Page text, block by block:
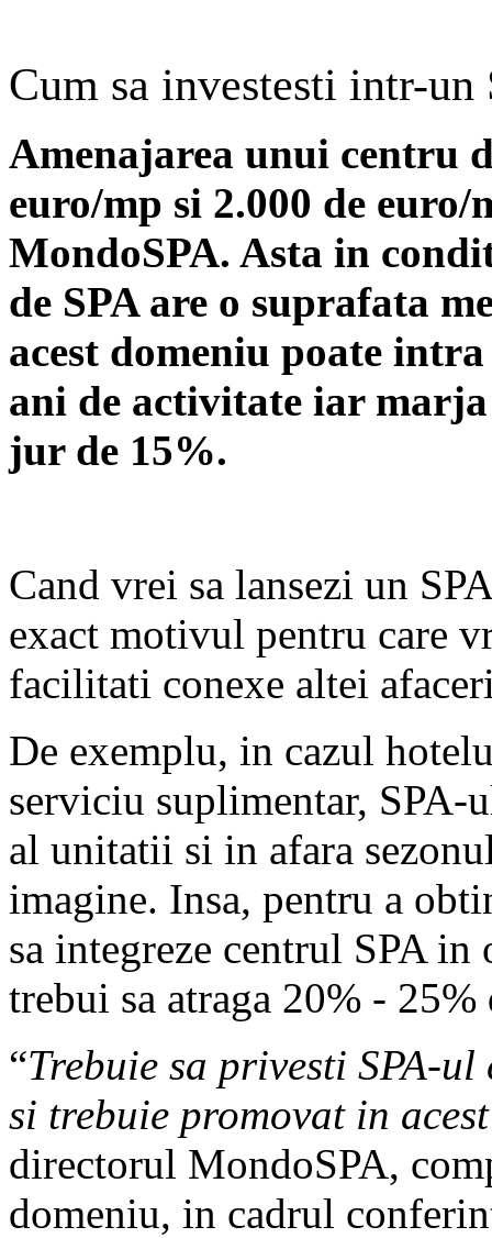
Cum sa investesti intr-un
Amenajarea unui centru
euro/mp si 2.000 de
MondoSPA. Asta in
de SPA are o suprafata
acest domeniu poate
ani de activitate iar
jur de 15%.
Cand vrei sa lansezi un
exact motivul pentru care
facilitati conexe altei
De exemplu, in cazul
serviciu suplimentar, SPA-
al unitatii si in afara
imagine. Insa, pentru a
sa integreze centrul SPA
trebui sa atraga 20% -
“Trebuie sa privesti SPA-
si trebuie promovat in
directorul MondoSPA,
domeniu, in cadrul